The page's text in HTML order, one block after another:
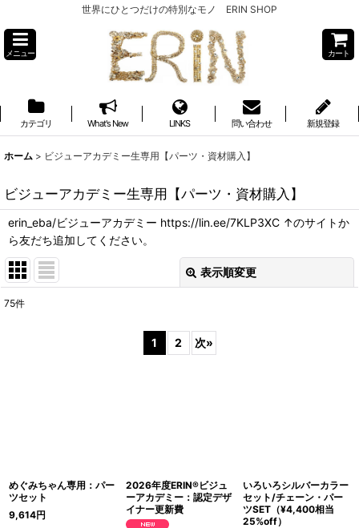
世界にひとつだけの特別なモノ ERIN SHOP
メニュー カート
カテゴリ What's New LINKS 問い合わせ 新規登録
ホーム > ビジューアカデミー生専用【パーツ・資材購入】
ビジューアカデミー生専用【パーツ・資材購入】
erin_eba/ビジューアカデミー https://lin.ee/7KLP3XC ↑のサイトか
ら友だち追加してください。
表示順変更
75件
1 2 次»
めぐみちゃん専用：パー
ツセット
9,614円
2026年度ERIN®ビジュ
ーアカデミー：認定デザ
イナー更新費
いろいろシルバーカラー
セット/チェーン・パー
ツSET（¥4,400相当
25%off）